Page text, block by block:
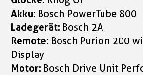
Akku: Bosch PowerTube 800
Ladegerät: Bosch 2A
Remote: Bosch Purion 200
Display
Motor: Bosch Drive Unit